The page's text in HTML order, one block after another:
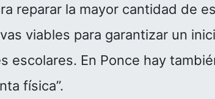
reparar la mayor cantidad de
viables para garantizar un
escolares. En Ponce hay
física”.